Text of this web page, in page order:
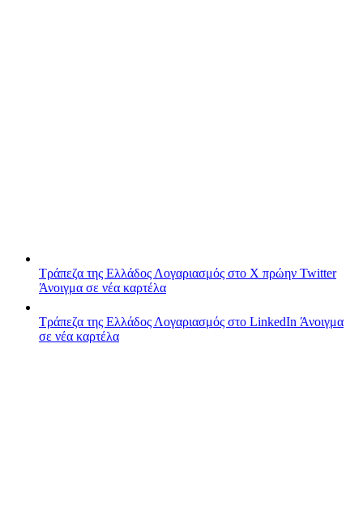
Τράπεζα της Ελλάδος Λογαριασμός στο X πρώην Twitter
Άνοιγμα σε νέα καρτέλα
Τράπεζα της Ελλάδος Λογαριασμός στο LinkedIn Άνοιγμα
σε νέα καρτέλα